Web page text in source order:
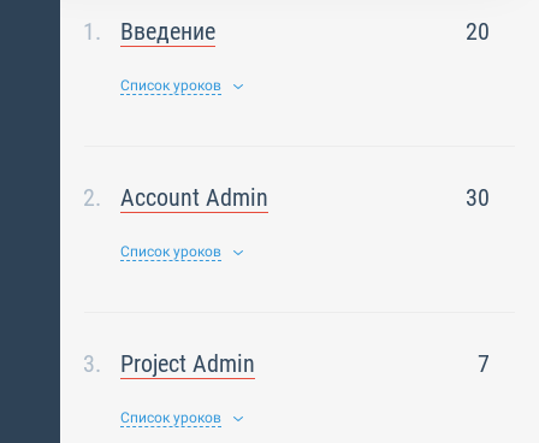
Введение 20
Список уроков
Account Admin 30
Список уроков
Project Admin 7
Список уроков